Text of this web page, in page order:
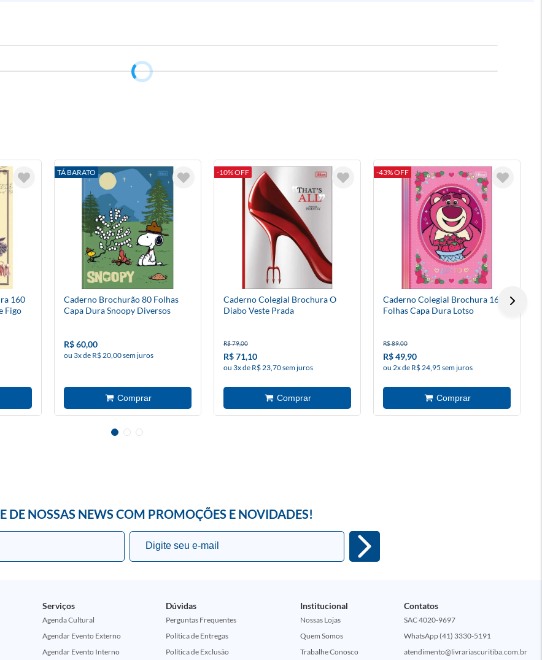
160
Figo
TÁ BARATO
Caderno Brochurão 80 Folhas
Capa Dura Snoopy Diversos
R$ 60,00
ou 3x de R$ 20,00 sem juros
-10% OFF
Caderno Colegial Brochura O
Diabo Veste Prada
R$ 79,00
R$ 71,10
ou 3x de R$ 23,70 sem juros
-43% OFF
Caderno Colegial Brochura 160
Folhas Capa Dura Lotso
R$ 89,00
R$ 49,90
ou 2x de R$ 24,95 sem juros
DE NOSSAS NEWS COM PROMOÇÕES E NOVIDADES!
Serviços
Agenda Cultural
Agendar Evento Externo
Agendar Evento Interno
Dúvidas
Perguntas Frequentes
Política de Entregas
Política de Exclusão
Institucional
Nossas Lojas
Quem Somos
Trabalhe Conosco
Contatos
SAC 4020-9697
WhatsApp (41) 3330-5191
atendimento@livrariascuritiba.com.br